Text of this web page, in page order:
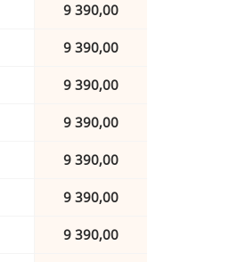
9 390,00
9 390,00
9 390,00
9 390,00
9 390,00
9 390,00
9 390,00